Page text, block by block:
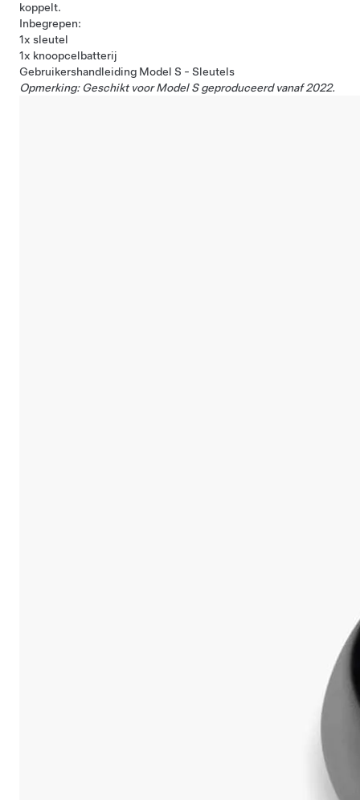
koppelt.
Inbegrepen:
1x sleutel
1x knoopcelbatterij
Gebruikershandleiding Model S - Sleutels
Opmerking: Geschikt voor Model S geproduceerd vanaf 2022.